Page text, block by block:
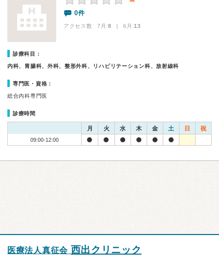
0件
アクセス数 7月:8 | 6月:13
診療科目：
内科、胃腸科、外科、整形外科、リハビリテーション科、放射線科
専門医・資格：
総合内科専門医
診療時間
月 火 水 木 金 土 日 祝
09:00-12:00
医療法人真征会 西出クリニック